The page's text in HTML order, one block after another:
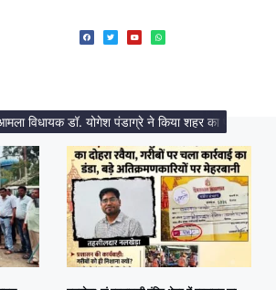
डॉ. योगेश पंडाग्रे ने किया शहर का पैदल भ्रमण,